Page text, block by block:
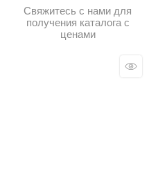
Свяжитесь с нами для
получения каталога с
ценами